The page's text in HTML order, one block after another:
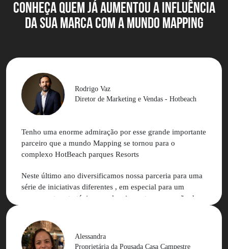
conheça quem já aumentou a influÊNCIA
DA SUA MARCA com a MUNDO MAPPING
Rodrigo Vaz
Diretor de Marketing e Vendas - Hotbeach
Tenho uma enorme admiração por esse grande importante
parceiro que a mundo Mapping se tornou para o
complexo HotBeach parques Resorts
Neste último ano diversificamos nossa parceria para uma
série de iniciativas diferentes , em especial para um
pensamento estratégico no planejamento e execução de
influenciadores
Podemos contar com muita experiência e aprendizado
Alessandra
Proprietária da Pousada Casa Campestre